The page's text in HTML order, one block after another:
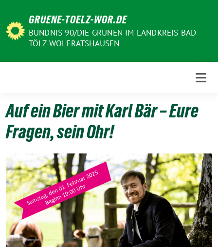
zum
Inhalt
GRUENE-TOELZ-WOR.DE
BÜNDNIS 90/DIE GRÜNEN IM LANDKREIS BAD
TÖLZ-WOLFRATSHAUSEN
Auf ein Bier mit Karl Bär – Eure
Fragen, sein Ohr!